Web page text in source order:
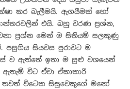
කර බැලීමයි. ඇගයීමක් හෝ
එයි. බහු වරණ ප්‍රශ්න,
ප්‍රශ්න මෙන් ම සිතියම් සලකුණු
පසුගිය සියවස පුරාවට ම
ව ඇත්තේ ඉතා ම සුළු වශයෙන්
විට ඒවා ඒකාකාරී
තවත් විටෙක සිසුවෙකුගේ මනෝ